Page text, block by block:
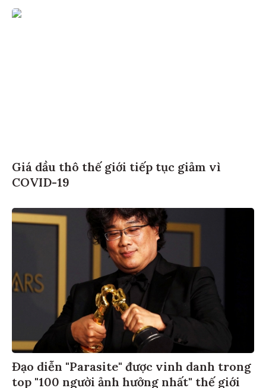
Giá dầu thô thế giới tiếp tục giảm vì
COVID-19
Đạo diễn "Parasite" được vinh danh trong
top "100 người ảnh hưởng nhất" thế giới